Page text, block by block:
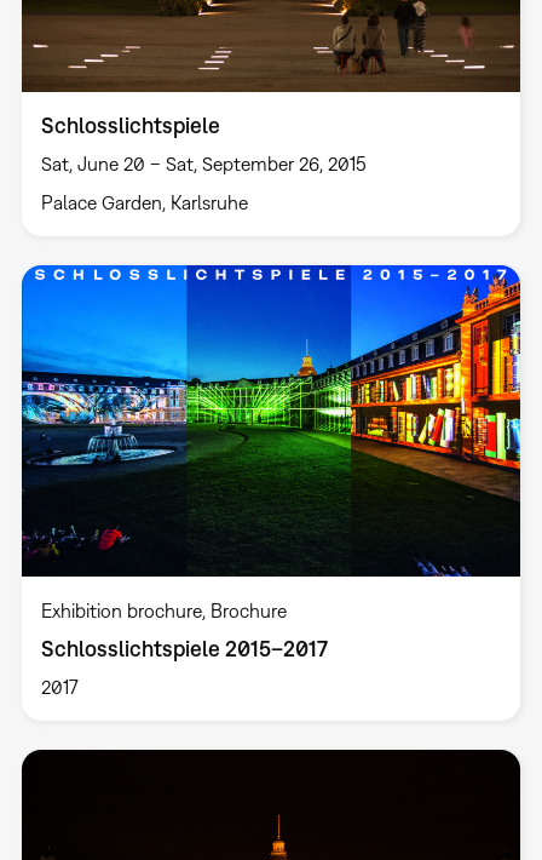
Schlosslichtspiele
Sat, June 20 – Sat, September 26, 2015
Palace Garden, Karlsruhe
Exhibition brochure Brochure
Schlosslichtspiele 2015–2017
2017